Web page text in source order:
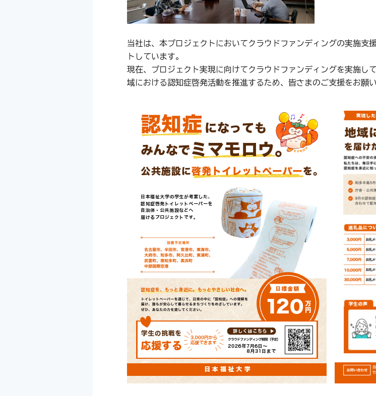
当社は、本プロジェクトにおいてクラウドファンディングの実施支
トしています。
現在、プロジェクト実現に向けてクラウドファンディングを実施し
域における認知症啓発活動を推進するため、皆さまのご支援をお願い